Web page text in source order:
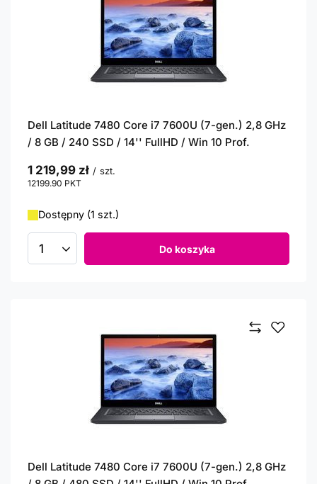
Dell Latitude 7480 Core i7 7600U (7-gen.) 2,8 GHz
/ 8 GB / 240 SSD / 14'' FullHD / Win 10 Prof.
1 219,99 zł / szt.
12199.90 PKT
Dostępny (1 szt.)
Ilość produktów Do koszyka
Dell Latitude 7480 Core i7 7600U (7-gen.) 2,8 GHz